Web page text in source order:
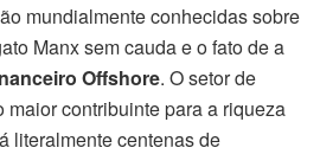
mundialmente conhecidas sobre
Manx sem cauda e o fato de a
Offshore. O setor de
maior contribuinte para a riqueza
literalmente centenas de